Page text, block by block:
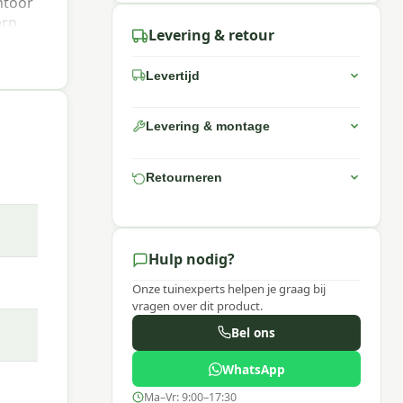
Levering & retour
Levertijd
Levering & montage
Retourneren
Hulp nodig?
Onze tuinexperts helpen je graag bij
vragen over dit product.
Bel ons
WhatsApp
Ma–Vr: 9:00–17:30